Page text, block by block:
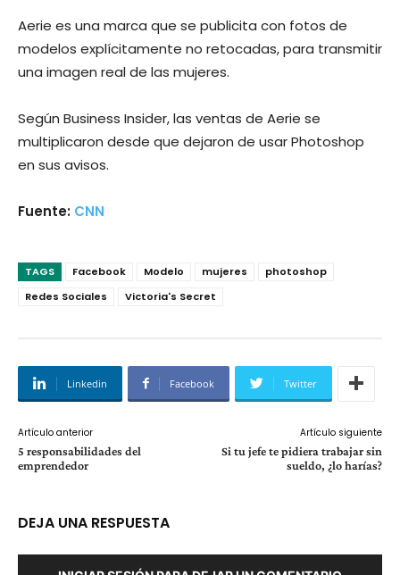
Aerie es una marca que se publicita con fotos de
modelos explícitamente no retocadas, para transmitir
una imagen real de las mujeres.
Según Business Insider, las ventas de Aerie se
multiplicaron desde que dejaron de usar Photoshop
en sus avisos.
Fuente: CNN
TAGS Facebook Modelo mujeres
photoshop
Redes Sociales
Victoria's Secret
Linkedin Facebook Twitter
Artículo anterior
5 responsabilidades del
emprendedor
Artículo siguiente
Si tu jefe te pidiera trabajar sin
sueldo, ¿lo harías?
DEJA UNA RESPUESTA